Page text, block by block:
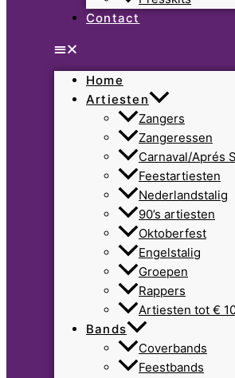
Contact
Home
Artiesten
Zangers
Zangeressen
Carnaval/Aprés
Feestartiesten
Nederlandstalig
90’s artiesten
Oktoberfest
Engelstalig
Groepen
Rappers
Artiesten tot €
Bands
Coverbands
Feestbands